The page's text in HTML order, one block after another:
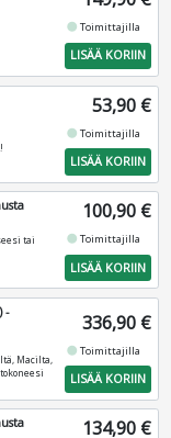
fiber_manual_recordToimittajilla
LISÄÄ KORIIN
53,90 €
fiber_manual_recordToimittajilla
LISÄÄ KORIIN
tai
100,90 €
fiber_manual_recordToimittajilla
LISÄÄ KORIIN
-
Macilta,
336,90 €
fiber_manual_recordToimittajilla
LISÄÄ KORIIN
134,90 €